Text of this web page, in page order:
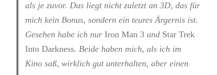
als je zuvor. Das liegt nicht zuletzt an 3D, das für
mich kein Bonus, sondern ein teures Ärgernis ist.
Gesehen habe ich nurIron Man 3 und Star Trek
Into Darkness. Beide haben mich, als ich im
Kino saß, wirklich gut unterhalten, aber einen